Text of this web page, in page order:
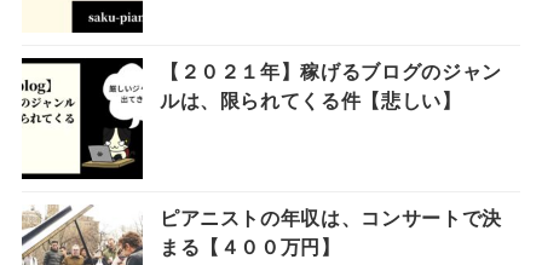
【２０２１年】稼げるブログのジャン
ルは、限られてくる件【悲しい】
ピアニストの年収は、コンサートで決
まる【４００万円】